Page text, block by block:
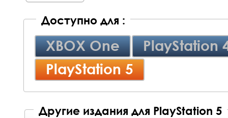
Доступно для :
XBOX One
PlayStation
PlayStation 5
Другие издания для PlayStation 5